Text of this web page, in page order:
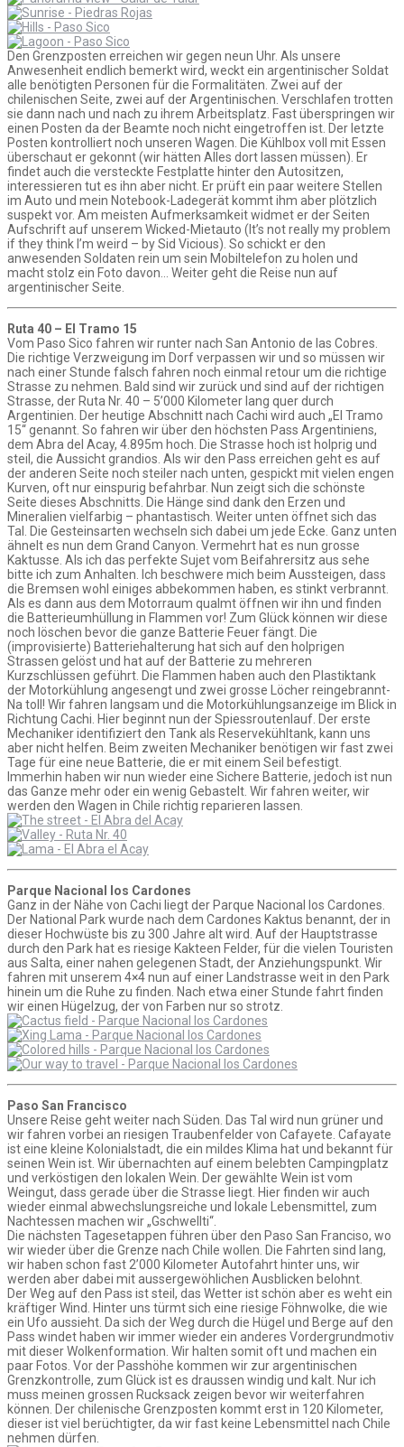
Den Grenzposten erreichen wir gegen neun Uhr. Als unsere
Anwesenheit endlich bemerkt wird, weckt ein argentinischer Soldat
alle benötigten Personen für die Formalitäten. Zwei auf der
chilenischen Seite, zwei auf der Argentinischen. Verschlafen trotten
sie dann nach und nach zu ihrem Arbeitsplatz. Fast überspringen wir
einen Posten da der Beamte noch nicht eingetroffen ist. Der letzte
Posten kontrolliert noch unseren Wagen. Die Kühlbox voll mit Essen
überschaut er gekonnt (wir hätten Alles dort lassen müssen). Er
findet auch die versteckte Festplatte hinter den Autositzen,
interessieren tut es ihn aber nicht. Er prüft ein paar weitere Stellen
im Auto und mein Notebook-Ladegerät kommt ihm aber plötzlich
suspekt vor. Am meisten Aufmerksamkeit widmet er der Seiten
Aufschrift auf unserem Wicked-Mietauto (It’s not really my problem
if they think I’m weird – by Sid Vicious). So schickt er den
anwesenden Soldaten rein um sein Mobiltelefon zu holen und
macht stolz ein Foto davon… Weiter geht die Reise nun auf
argentinischer Seite.
Ruta 40 – El Tramo 15
Vom Paso Sico fahren wir runter nach San Antonio de las Cobres.
Die richtige Verzweigung im Dorf verpassen wir und so müssen wir
nach einer Stunde falsch fahren noch einmal retour um die richtige
Strasse zu nehmen. Bald sind wir zurück und sind auf der richtigen
Strasse, der Ruta Nr. 40 – 5’000 Kilometer lang quer durch
Argentinien. Der heutige Abschnitt nach Cachi wird auch „El Tramo
15“ genannt. So fahren wir über den höchsten Pass Argentiniens,
dem Abra del Acay, 4.895m hoch. Die Strasse hoch ist holprig und
steil, die Aussicht grandios. Als wir den Pass erreichen geht es auf
der anderen Seite noch steiler nach unten, gespickt mit vielen engen
Kurven, oft nur einspurig befahrbar. Nun zeigt sich die schönste
Seite dieses Abschnitts. Die Hänge sind dank den Erzen und
Mineralien vielfarbig – phantastisch. Weiter unten öffnet sich das
Tal. Die Gesteinsarten wechseln sich dabei um jede Ecke. Ganz unten
ähnelt es nun dem Grand Canyon. Vermehrt hat es nun grosse
Kaktusse. Als ich das perfekte Sujet vom Beifahrersitz aus sehe
bitte ich zum Anhalten. Ich beschwere mich beim Aussteigen, dass
die Bremsen wohl einiges abbekommen haben, es stinkt verbrannt.
Als es dann aus dem Motorraum qualmt öffnen wir ihn und finden
die Batterieumhüllung in Flammen vor! Zum Glück können wir diese
noch löschen bevor die ganze Batterie Feuer fängt. Die
(improvisierte) Batteriehalterung hat sich auf den holprigen
Strassen gelöst und hat auf der Batterie zu mehreren
Kurzschlüssen geführt. Die Flammen haben auch den Plastiktank
der Motorkühlung angesengt und zwei grosse Löcher reingebrannt-
Na toll! Wir fahren langsam und die Motorkühlungsanzeige im Blick in
Richtung Cachi. Hier beginnt nun der Spiessroutenlauf. Der erste
Mechaniker identifiziert den Tank als Reservekühltank, kann uns
aber nicht helfen. Beim zweiten Mechaniker benötigen wir fast zwei
Tage für eine neue Batterie, die er mit einem Seil befestigt.
Immerhin haben wir nun wieder eine Sichere Batterie, jedoch ist nun
das Ganze mehr oder ein wenig Gebastelt. Wir fahren weiter, wir
werden den Wagen in Chile richtig reparieren lassen.
Parque Nacional los Cardones
Ganz in der Nähe von Cachi liegt der Parque Nacional los Cardones.
Der National Park wurde nach dem Cardones Kaktus benannt, der in
dieser Hochwüste bis zu 300 Jahre alt wird. Auf der Hauptstrasse
durch den Park hat es riesige Kakteen Felder, für die vielen Touristen
aus Salta, einer nahen gelegenen Stadt, der Anziehungspunkt. Wir
fahren mit unserem 4×4 nun auf einer Landstrasse weit in den Park
hinein um die Ruhe zu finden. Nach etwa einer Stunde fahrt finden
wir einen Hügelzug, der von Farben nur so strotz.
Paso San Francisco
Unsere Reise geht weiter nach Süden. Das Tal wird nun grüner und
wir fahren vorbei an riesigen Traubenfelder von Cafayete. Cafayate
ist eine kleine Kolonialstadt, die ein mildes Klima hat und bekannt für
seinen Wein ist. Wir übernachten auf einem belebten Campingplatz
und verköstigen den lokalen Wein. Der gewählte Wein ist vom
Weingut, dass gerade über die Strasse liegt. Hier finden wir auch
wieder einmal abwechslungsreiche und lokale Lebensmittel, zum
Nachtessen machen wir „Gschwellti“.
Die nächsten Tagesetappen führen über den Paso San Franciso, wo
wir wieder über die Grenze nach Chile wollen. Die Fahrten sind lang,
wir haben schon fast 2’000 Kilometer Autofahrt hinter uns, wir
werden aber dabei mit aussergewöhlichen Ausblicken belohnt.
Der Weg auf den Pass ist steil, das Wetter ist schön aber es weht ein
kräftiger Wind. Hinter uns türmt sich eine riesige Föhnwolke, die wie
ein Ufo aussieht. Da sich der Weg durch die Hügel und Berge auf den
Pass windet haben wir immer wieder ein anderes Vordergrundmotiv
mit dieser Wolkenformation. Wir halten somit oft und machen ein
paar Fotos. Vor der Passhöhe kommen wir zur argentinischen
Grenzkontrolle, zum Glück ist es draussen windig und kalt. Nur ich
muss meinen grossen Rucksack zeigen bevor wir weiterfahren
können. Der chilenische Grenzposten kommt erst in 120 Kilometer,
dieser ist viel berüchtigter, da wir fast keine Lebensmittel nach Chile
nehmen dürfen.